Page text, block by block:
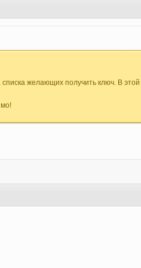
желающих получить ключ. В этой